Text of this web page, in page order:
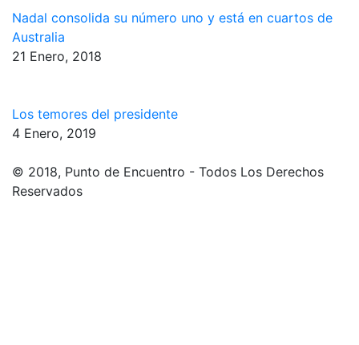
Nadal consolida su número uno y está en cuartos de
Australia
21 Enero, 2018
Los temores del presidente
4 Enero, 2019
© 2018, Punto de Encuentro - Todos Los Derechos
Reservados